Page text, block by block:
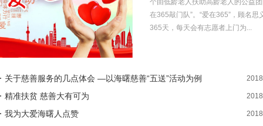
在365敲门队”。“爱在365”，顾名思
365天，每天会有志愿者上门为...
关于慈善服务的几点体会 —以海曙慈善“五送”活动为例
精准扶贫 慈善大有可为
我为大爱海曙人点赞